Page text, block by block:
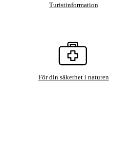
Turistinformation
För din säkerhet i naturen